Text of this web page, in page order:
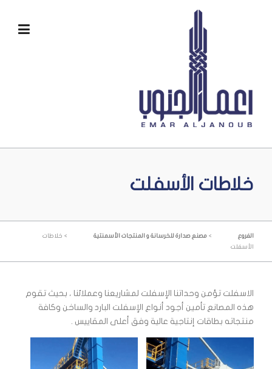
خلاطات الأسفلت
الفروع > مصنع صدارة للخرسانة و المنتجات الأسمنتية > خلاطات
الأسفلت
الاسفلت تؤمن وحداتنا الإسفلت لمشاريعنا وعملائنا ، بحيث تقوم
هذه المصانع تأمين أجود أنواع الإسفلت البارد والساخن وكافة
منتجاته بطاقات إنتاجية عالية وفق أعلى المقاييس .